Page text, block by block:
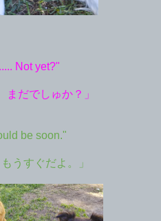
Not yet?"
だでしゅか？」
be soon."
うすぐだよ。」